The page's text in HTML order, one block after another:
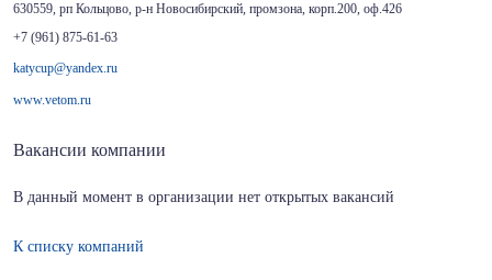
630559, рп Кольцово, р-н Новосибирский, промзона, корп.200, оф.426
+7 (961) 875-61-63
katycup@yandex.ru
www.vetom.ru
Вакансии компании
В данный момент в организации нет открытых вакансий
К списку компаний